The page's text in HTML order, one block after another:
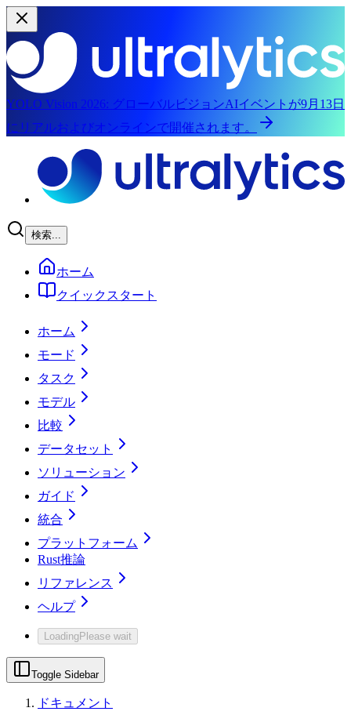
YOLO Vision 2026: グローバルビジョンAIイベントが9月13日
にリアルおよびオンラインで開催されます。
検索...
ホーム
クイックスタート
ホーム
モード
タスク
モデル
比較
データセット
ソリューション
ガイド
統合
プラットフォーム
Rust推論
リファレンス
ヘルプ
LoadingPlease wait
Toggle Sidebar
ドキュメント